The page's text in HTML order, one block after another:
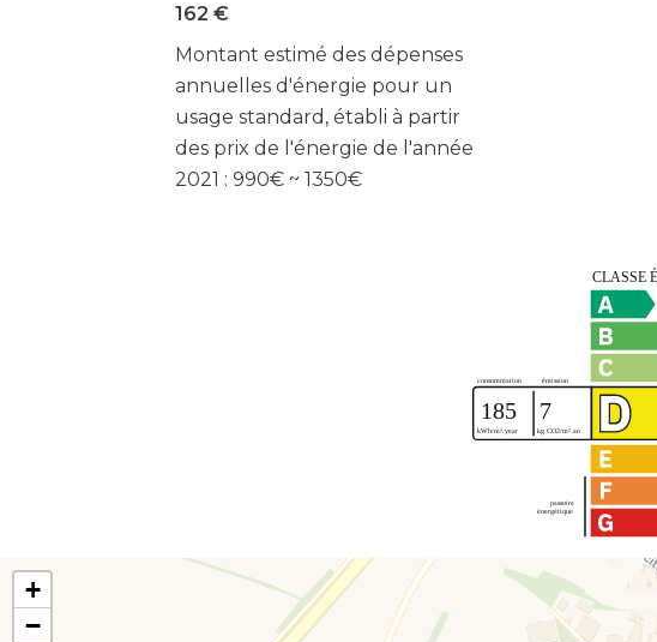
162 €
Montant estimé des dépenses
annuelles d'énergie pour un
usage standard, établi à partir
des prix de l'énergie de l'année
2021 : 990€ ~ 1350€
+
−